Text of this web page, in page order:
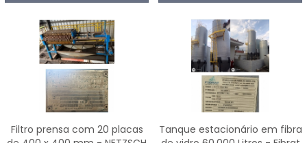
Filtro prensa com 20 placas
Tanque estacionário em fibra